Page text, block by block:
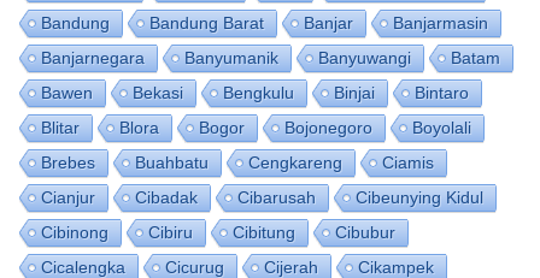
Bandung
Bandung Barat Banjar
Banjarmasin
Banjarnegara
Banyumanik Banyuwangi
Batam
Bawen
Bekasi Bengkulu Binjai
Bintaro
Blitar
Blora Bogor Bojonegoro
Boyolali
Brebes
Buahbatu Cengkareng
Ciamis
Cianjur
Cibadak Cibarusah
Cibeunying Kidul
Cibinong
Cibiru Cibitung
Cibubur
Cicalengka
Cicurug Cijerah
Cikampek